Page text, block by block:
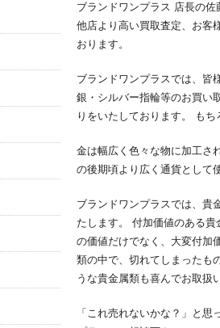
ブランドワンプラス 店長の
他店より高い買取査定、お客
おります。
ブランドワンプラスでは、皆
銀・シルバー指輪等のお買い
りをいたしております。 も
金は幅広く色々な物に加工さ
の後期頃より広く通貨として
ブランドワンプラスでは、貴
たします。 付加価値のある
の価値だけでなく、大変付加
類の中で、切れてしまったも
うな貴金属類も喜んでお取扱
「これ売れないかな？」と